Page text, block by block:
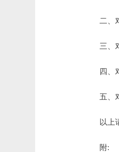
二、对
三、对
四、对
五、对
以上请
附: